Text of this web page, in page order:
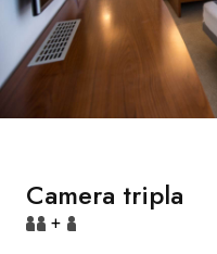
Camera tripla
+